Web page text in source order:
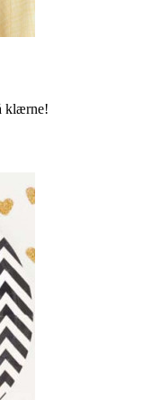
klærne!